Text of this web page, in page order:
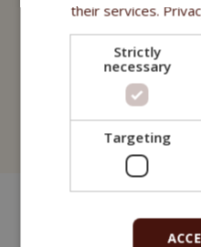
Purity - Apotheke
Fitmin for Life
their services.
Strictly
necessary
Targeting